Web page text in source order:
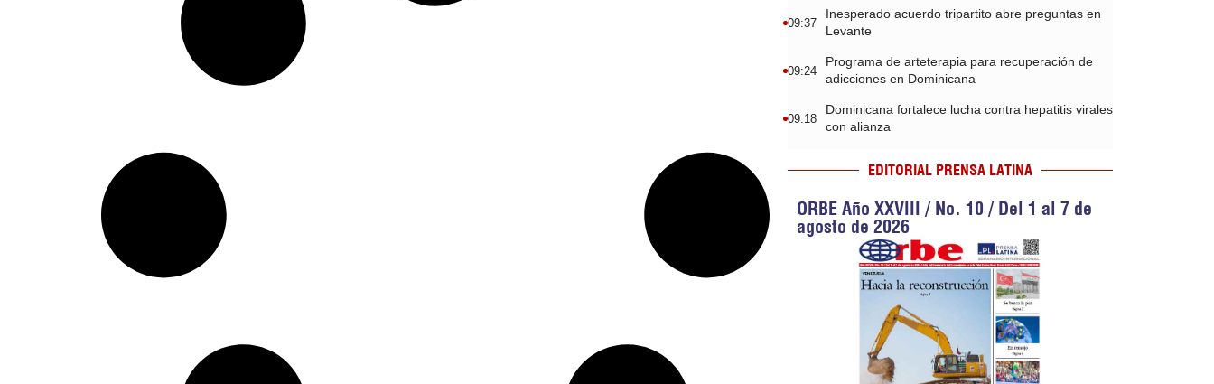
09:37
Inesperado acuerdo tripartito abre preguntas en
Levante
09:24
Programa de arteterapia para recuperación de
adicciones en Dominicana
09:18
Dominicana fortalece lucha contra hepatitis virales
con alianza
EDITORIAL PRENSA LATINA
ORBE Año XXVIII / No. 10 / Del 1 al 7 de
agosto de 2026